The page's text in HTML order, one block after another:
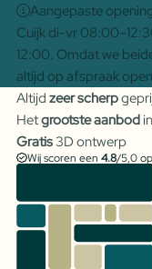
Aangepaste
Cuijk di-vr
12:00. Omdat we
altijd op afspraak
Altijd zeer scherp
Hetgrootste aanbod
Gratis3D ontwerp
Wij scoren een 4.8/5,0